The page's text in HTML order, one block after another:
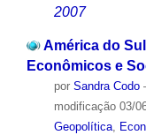
2007
América do
Econômicos e
por Sandra Codo
modificação03/
Geopolítica,